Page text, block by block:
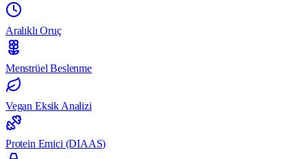
Aralıklı Oruç
Menstrüel Beslenme
Vegan Eksik Analizi
Protein Emici (DIAAS)